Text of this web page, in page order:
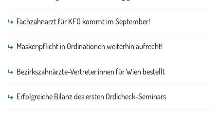
Fachzahnarzt für KFO kommt im September!
Maskenpflicht in Ordinationen weiterhin aufrecht!
Bezirkszahnärzte-Vertreter:innen für Wien bestellt
Erfolgreiche Bilanz des ersten Ordicheck-Seminars